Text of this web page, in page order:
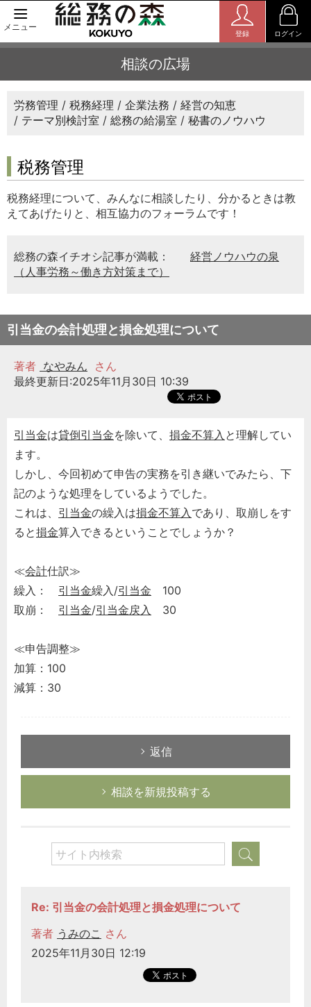
メニュー
登録 ログイン
相談の広場
労務管理 税務経理 企業法務
経営の知恵
テーマ別検討室
総務の給湯室 秘書のノウハウ
税務管理
税務経理について、みんなに相談したり、分かるときは教
えてあげたりと、相互協力のフォーラムです！
総務の森イチオシ記事が満載：
経営ノウハウの泉
（人事労務～働き方対策まで）
引当金の会計処理と損金処理について
著者 なやみん
さん
最終更新日:2025年11月30日 10:39
引当金は貸倒引当金を除いて、 損金不算入 と理解してい
ます。
しかし、今回初めて申告の実務を引き継いでみたら、下
記のような処理をしているようでした。
これは、 引当金の繰入は損金不算入であり、取崩しをす
ると損金算入できるということでしょうか？
≪会計仕訳≫
繰入： 引当金繰入/引当金 100
取崩： 引当金/引当金戻入 30
≪申告調整≫
加算：100
減算：30
返信
相談を新規投稿する
Re: 引当金の会計処理と損金処理について
著者 うみのこ さん
2025年11月30日 12:19